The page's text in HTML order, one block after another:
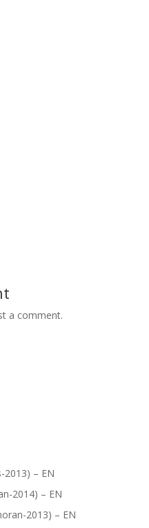
a comment.
– EN
2014) – EN
2013) – EN